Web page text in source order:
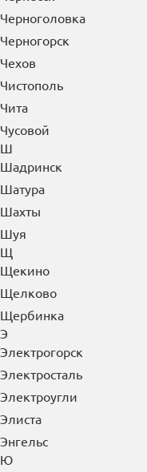
Череповец
Черкесск
Черноголовка
Черногорск
Чехов
Чистополь
Чита
Чусовой
Ш
Шадринск
Шатура
Шахты
Шуя
Щ
Щекино
Щелково
Щербинка
Э
Электрогорск
Электросталь
Электроугли
Элиста